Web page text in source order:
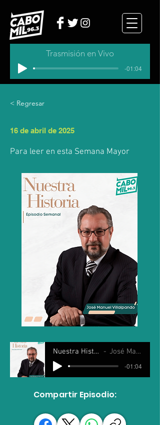
Trasmisión en Vivo
-01:04
< Regresar
16 de abril de 2025
Para leer en esta Semana Mayor
Nuestra Historia 16 Abril 2025 José Manuel Villalpando
-01:04
Compartir Episodio: